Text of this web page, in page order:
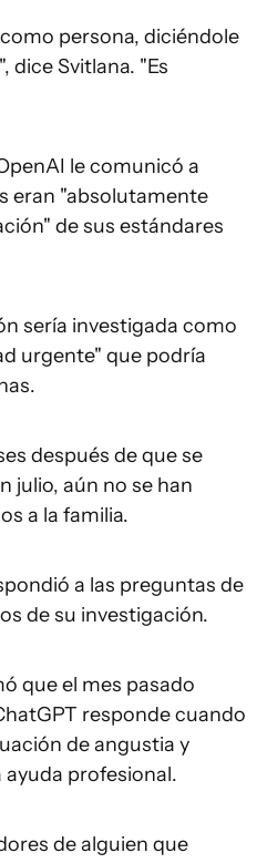
persona, diciéndole
dice Svitlana. "Es
le comunicó a
eran "absolutamente
de sus estándares
sería investigada como
urgente" que podría
después de que se
julio, aún no se han
a la familia.
a las preguntas de
de su investigación.
que el mes pasado
responde cuando
de angustia y
ayuda profesional.
de alguien que